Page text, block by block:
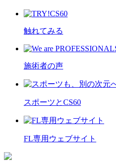
触れてみる
施術者の声
スポーツとCS60
FL専用ウェブサイト